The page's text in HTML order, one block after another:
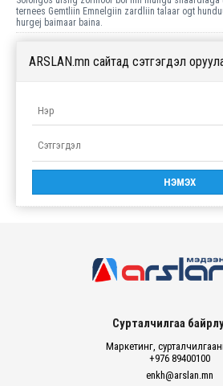
ternees Gemtliin Emnelgiin zardliin talaar ogt
hurgej baimaar baina.
ARSLAN.mn сайтад сэтгэгдэл
Сурталчилгаа
Маркетинг,
+976 89400100
enkh@arslan.mn